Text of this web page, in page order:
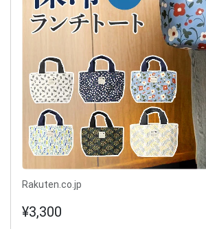
Rakuten.co.jp
¥3,300